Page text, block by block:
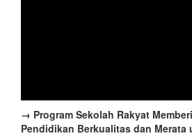
→ Program Sekolah Rakyat
Pendidikan Berkualitas dan Merata